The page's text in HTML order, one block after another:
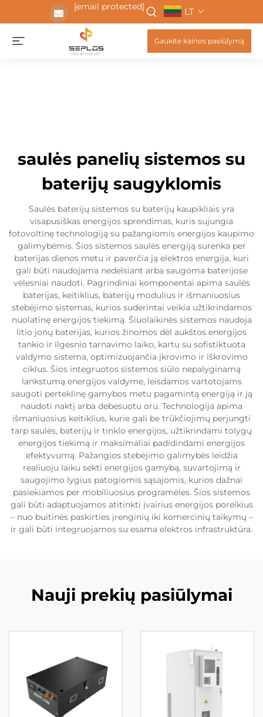
[email protected] LT
Gaukite kainos pasiūlymą
saulės panelių sistemos su
baterijų saugyklomis
Saulės baterijų sistemos su baterijų kaupikliais yra
visapusiškas energijos sprendimas, kuris sujungia
fotovoltinę technologiją su pažangiomis energijos kaupimo
galimybėmis. Šios sistemos saulės energiją surenka per
baterijas dienos metu ir paverčia ją elektros energija, kuri
gali būti naudojama nedelsiant arba saugoma baterijose
vėlesniai naudoti. Pagrindiniai komponentai apima saulės
baterijas, keitiklius, baterijų modulius ir išmaniuosius
stebėjimo sistemas, kurios suderintai veikia užtikrindamos
nuolatinę energijos tiekimą. Šiuolaikinės sistemos naudoja
litio jonų baterijas, kurios žinomos dėl aukštos energijos
tankio ir ilgesnio tarnavimo laiko, kartu su sofistiktuota
valdymo sistema, optimizuojančia įkrovimo ir iškrovimo
ciklus. Šios integruotos sistemos siūlo nepalyginamą
lankstumą energijos valdyme, leisdamos vartotojams
saugoti perteklinę gamybos metu pagamintą energiją ir ją
naudoti naktį arba debesuotu oru. Technologija apima
išmaniuosius keitiklius, kurie gali be trūkčiojimų perjungti
tarp saulės, baterijų ir tinklo energijos, užtikrindami tolygų
energijos tiekimą ir maksimaliai padidindami energijos
efektyvumą. Pažangios stebėjimo galimybės leidžia
realiuoju laiku sekti energijos gamybą, suvartojimą ir
saugojimo lygius patogiomis sąsajomis, kurios dažnai
pasiekiamos per mobiliuosius programėles. Šios sistemos
gali būti adaptuojamos atitinkti įvairius energijos poreikius
– nuo buitinės paskirties įrenginių iki komercinių taikymų –
ir gali būti integruojamos su esama elektros infrastruktūra.
Nauji prekių pasiūlymai